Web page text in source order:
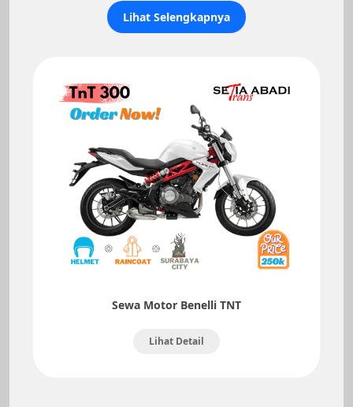
Lihat Selengkapnya
Sewa Motor Benelli TNT
Lihat Detail